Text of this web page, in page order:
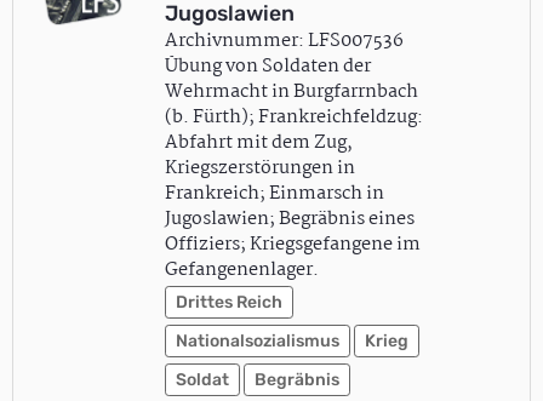
Jugoslawien
Archivnummer: LFS007536
Übung von Soldaten der
Wehrmacht in Burgfarrnbach
(b. Fürth); Frankreichfeldzug:
Abfahrt mit dem Zug,
Kriegszerstörungen in
Frankreich; Einmarsch in
Jugoslawien; Begräbnis eines
Offiziers; Kriegsgefangene im
Gefangenenlager.
Drittes Reich
Nationalsozialismus
Krieg
Soldat
Begräbnis